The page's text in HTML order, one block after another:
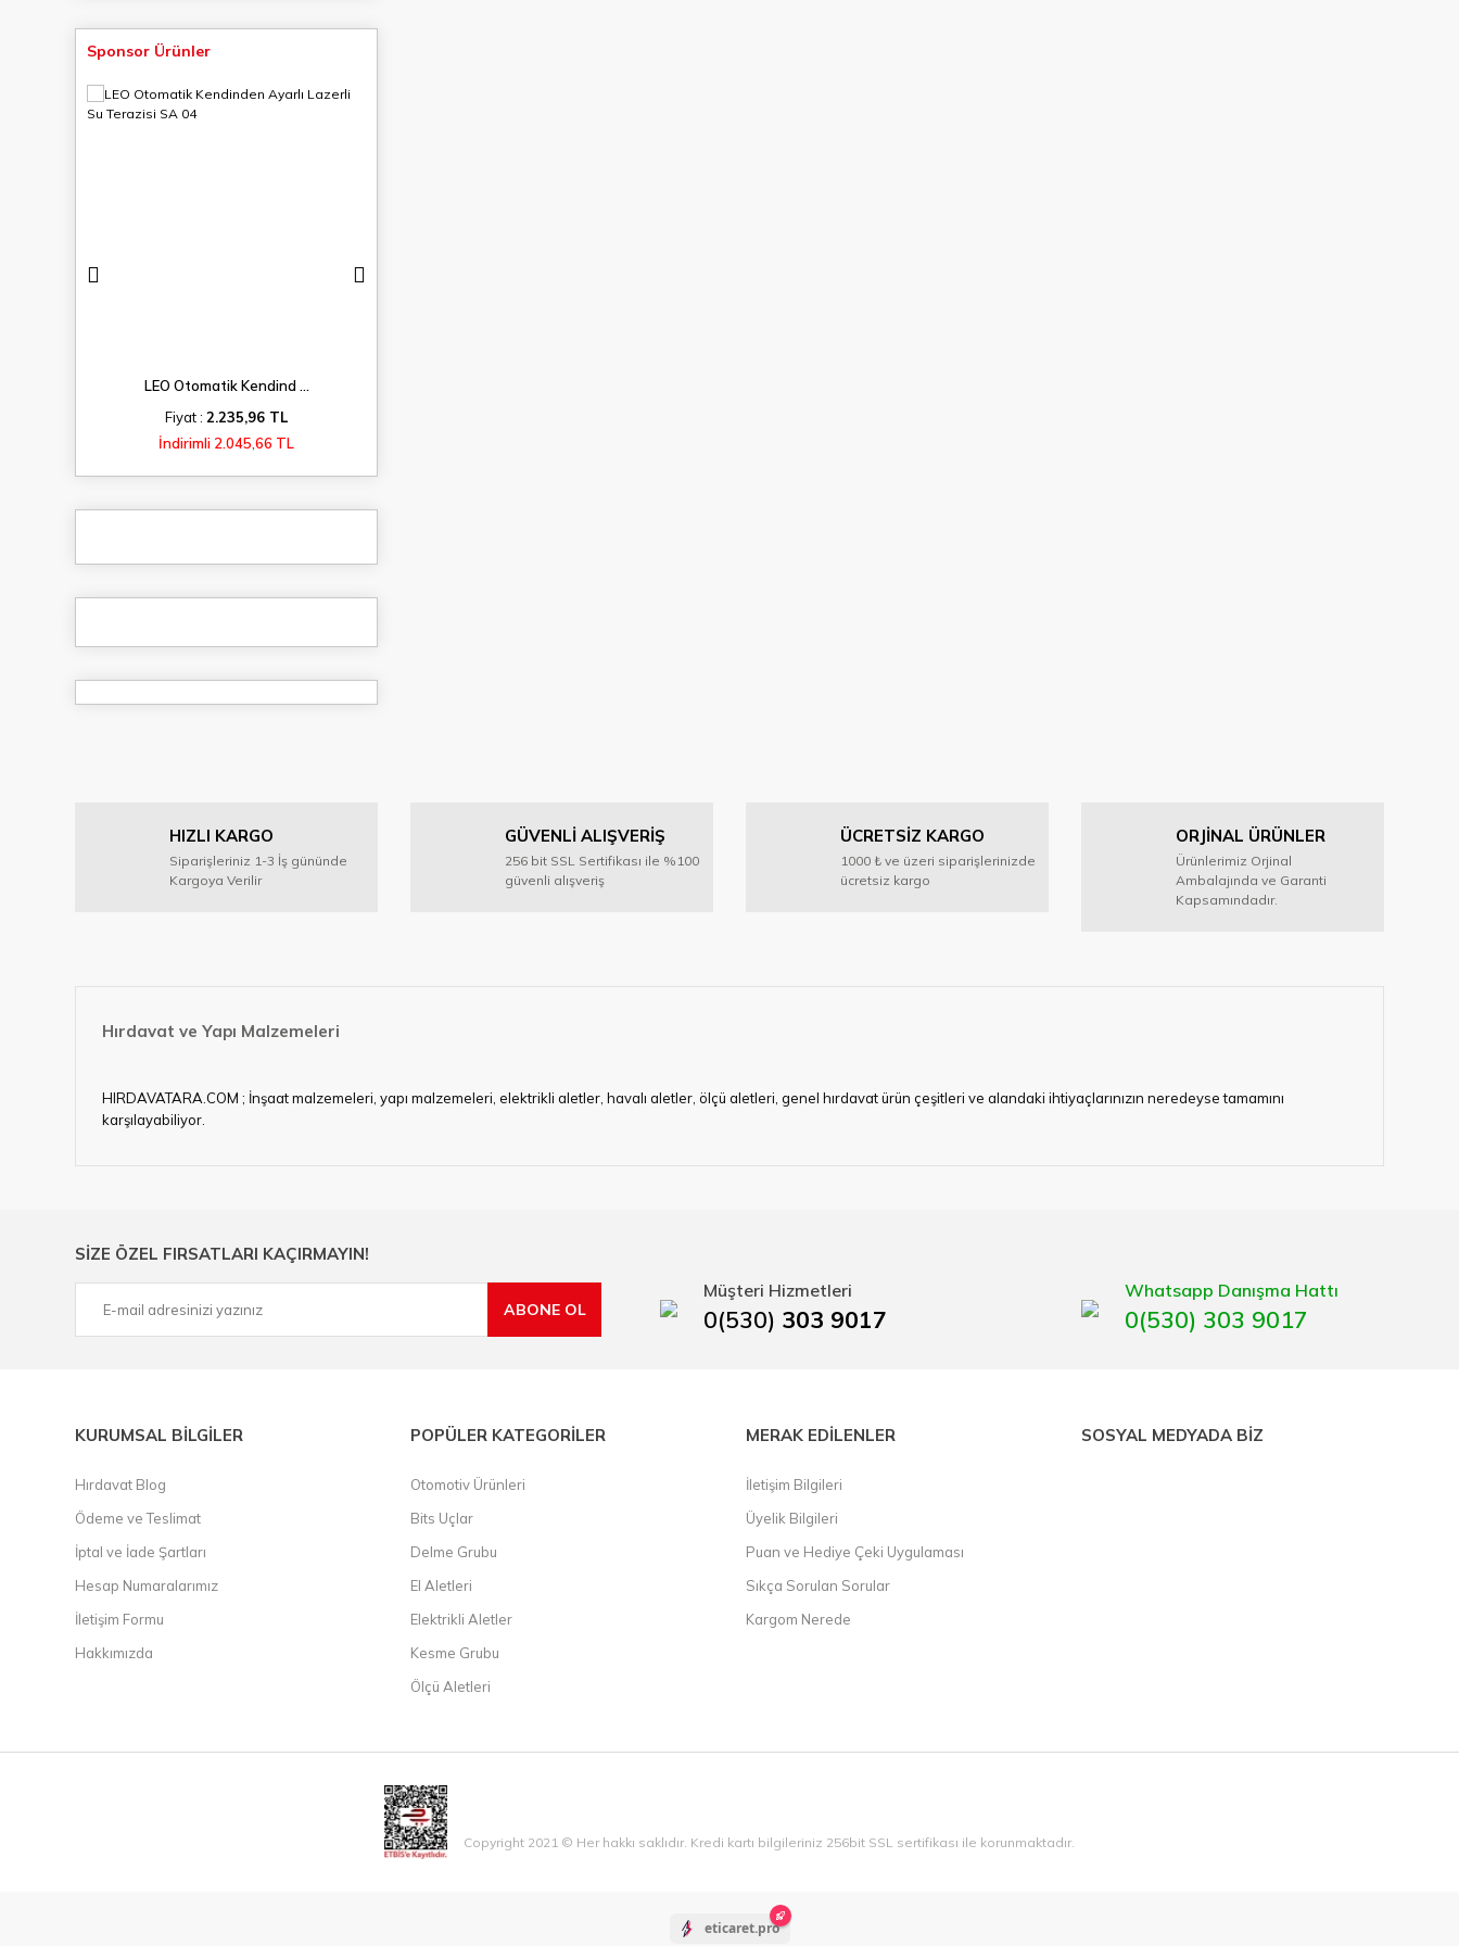
Sponsor Ürünler
LEO Otomatik Kendind ...
Fiyat : 2.235,96 TL
İndirimli 2.045,66 TL
HIZLI KARGO
Siparişleriniz 1-3 İş gününde
Kargoya Verilir
GÜVENLİ ALIŞVERİŞ
256 bit SSL Sertifikası ile %100
güvenli alışveriş
ÜCRETSİZ KARGO
1000 ₺ ve üzeri siparişlerinizde
ücretsiz kargo
ORJİNAL ÜRÜNLER
Ürünlerimiz Orjinal
Ambalajında ve Garanti
Kapsamındadır.
Hırdavat ve Yapı Malzemeleri
HIRDAVATARA.COM ; İnşaat malzemeleri, yapı malzemeleri, elektrikli aletler, havalı aletler, ölçü aletleri, genel hırdavat ürün çeşitleri ve alandaki ihtiyaçlarınızın neredeyse tamamını
karşılayabiliyor.
çelik cetvel, tel fırça, kalem havya, karot uç, pafta takımları, boru kesiciler, çektirme, kablo makası, pürmüz, lazerli mesafe ölçme.
SİZE ÖZEL FIRSATLARI KAÇIRMAYIN!
ABONE OL
Müşteri Hizmetleri
0(530) 303 9017
Whatsapp Danışma Hattı
0(530) 303 9017
KURUMSAL BİLGİLER
Hırdavat Blog
Ödeme ve Teslimat
İptal ve İade Şartları
Hesap Numaralarımız
İletişim Formu
Hakkımızda
POPÜLER KATEGORİLER
Otomotiv Ürünleri
Bits Uçlar
Delme Grubu
El Aletleri
Elektrikli Aletler
Kesme Grubu
Ölçü Aletleri
MERAK EDİLENLER
İletişim Bilgileri
Üyelik Bilgileri
Puan ve Hediye Çeki Uygulaması
Sıkça Sorulan Sorular
Kargom Nerede
SOSYAL MEDYADA BİZ
Copyright 2021 © Her hakkı saklıdır. Kredi kartı bilgileriniz 256bit SSL sertifikası ile korunmaktadır.
eticaret.pro